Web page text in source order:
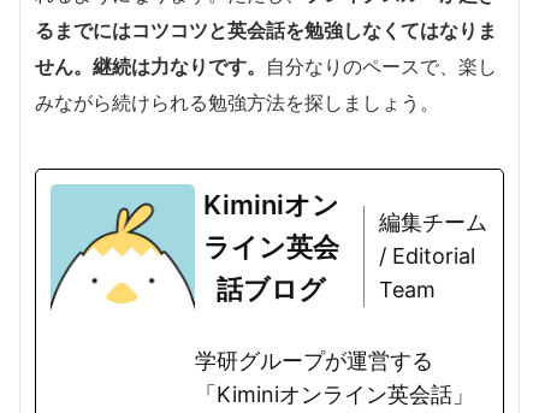
るまでにはコツコツと英会話を勉強しなくてはなりま
せん。継続は力なりです。 自分なりのペースで、楽し
みながら続けられる勉強方法を探しましょう。
Kiminiオン
ライン英会
話ブログ
編集チーム
/ Editorial
Team
学研グループが運営する
「Kiminiオンライン英会話」